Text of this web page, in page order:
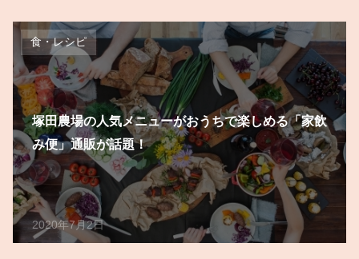
食・レシピ
2020年7月2日
塚田農場の人気メニューがおうちで楽しめる「家飲
み便」通販が話題！